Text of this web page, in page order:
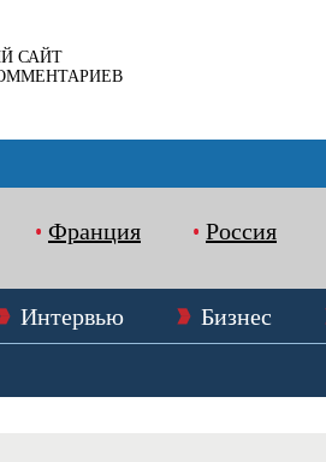
САЙТ
Франция Россия
Интервью Бизнес